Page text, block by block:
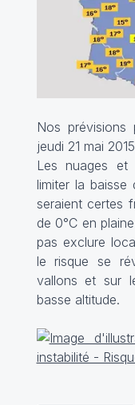
Nos
jeudi 21 mai
Les nuages et
limiter la baisse
seraient certes
de 0°C en
pas exclure
le risque se
vallons et sur
basse altitude.